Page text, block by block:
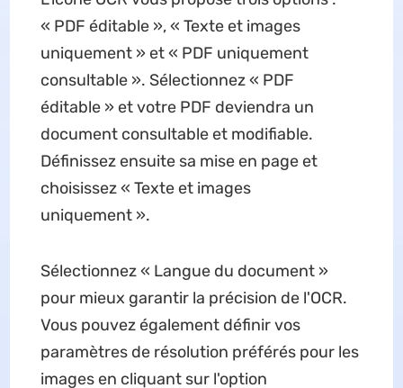
« PDF éditable », « Texte et images
uniquement » et « PDF uniquement
consultable ». Sélectionnez « PDF
éditable » et votre PDF deviendra un
document consultable et modifiable.
Définissez ensuite sa mise en page et
choisissez « Texte et images
uniquement ».
Sélectionnez « Langue du document »
pour mieux garantir la précision de l'OCR.
Vous pouvez également définir vos
paramètres de résolution préférés pour les
images en cliquant sur l'option